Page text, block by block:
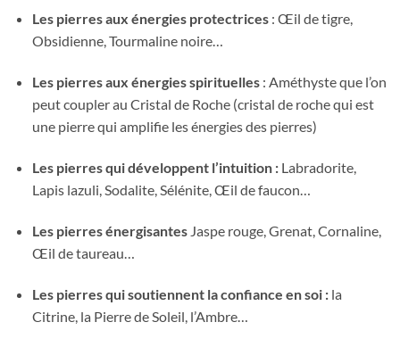
Les pierres aux énergies protectrices: Œil de tigre,
Obsidienne, Tourmaline noire…
Les pierres aux énergies spirituelles: Améthyste que l’on
peut coupler au Cristal de Roche (cristal de roche qui est
une pierre qui amplifie les énergies des pierres)
Les pierres qui développent l’intuition : Labradorite,
Lapis lazuli, Sodalite, Sélénite, Œil de faucon…
Les pierres énergisantesJaspe rouge, Grenat, Cornaline,
Œil de taureau…
Les pierres qui soutiennent la confiance en soi :la
Citrine, la Pierre de Soleil, l’Ambre…